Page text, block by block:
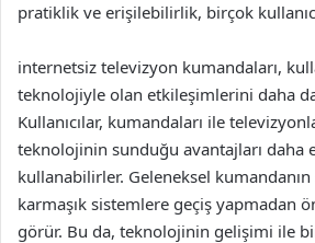
pratiklik ve erişilebilirlik, birçok
internetsiz televizyon kumandaları,
teknolojiyle olan etkileşimlerini daha
Kullanıcılar, kumandaları ile
teknolojinin sunduğu avantajları daha
kullanabilirler. Geleneksel
karmaşık sistemlere geçiş yapmadan
görür. Bu da, teknolojinin gelişimi ile